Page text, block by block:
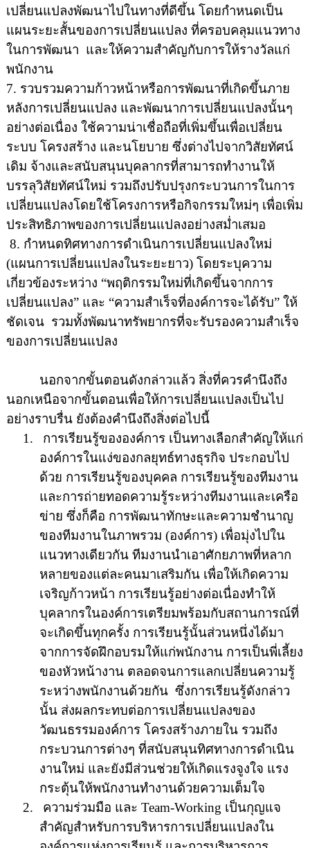
เปลี่ยนแปลงพัฒนาไปในทางที่ดีขึ้น โดยกำหนดเป็น
แผนระยะสั้นของการเปลี่ยนแปลง ที่ครอบคลุมแนวทาง
ในการพัฒนา และให้ความสำคัญกับการให้รางวัลแก่
พนักงาน
7. รวบรวมความก้าวหน้าหรือการพัฒนาที่เกิดขึ้นภาย
หลังการเปลี่ยนแปลง และพัฒนาการเปลี่ยนแปลงนั้นๆ
อย่างต่อเนื่อง ใช้ความน่าเชื่อถือที่เพิ่มขึ้นเพื่อเปลี่ยน
ระบบ โครงสร้าง และนโยบาย ซึ่งต่างไปจากวิสัยทัศน์
เดิม จ้างและสนับสนุนบุคลากรที่สามารถทำงานให้
บรรลุวิสัยทัศน์ใหม่ รวมถึงปรับปรุงกระบวนการในการ
เปลี่ยนแปลงโดยใช้โครงการหรือกิจกรรมใหม่ๆ เพื่อเพิ่ม
ประสิทธิภาพของการเปลี่ยนแปลงอย่างสม่ำเสมอ
8. กำหนดทิศทางการดำเนินการเปลี่ยนแปลงใหม่
(แผนการเปลี่ยนแปลงในระยะยาว) โดยระบุความ
เกี่ยวข้องระหว่าง “พฤติกรรมใหม่ที่เกิดขึ้นจากการ
เปลี่ยนแปลง” และ “ความสำเร็จที่องค์การจะได้รับ”ให้
ชัดเจน รวมทั้งพัฒนาทรัพยากรที่จะรับรองความสำเร็จ
ของการเปลี่ยนแปลง
นอกจากขั้นตอนดังกล่าวแล้ว สิ่งที่ควรคำนึงถึง
นอกเหนือจากขั้นตอนเพื่อให้การเปลี่ยนแปลงเป็นไป
อย่างราบรื่น ยังต้องคำนึงถึงสิ่งต่อไปนี้
1.
การเรียนรู้ขององค์การเป็นทางเลือกสำคัญให้แก่
องค์การในแง่ของกลยุทธ์ทางธุรกิจ ประกอบไป
ด้วย การเรียนรู้ของบุคคล การเรียนรู้ของทีมงาน
และการถ่ายทอดความรู้ระหว่างทีมงานและเครือ
ข่าย ซึ่งก็คือ การพัฒนาทักษะและความชำนาญ
ของทีมงานในภาพรวม (องค์การ) เพื่อมุ่งไปใน
แนวทางเดียวกัน ทีมงานนำเอาศักยภาพที่หลาก
หลายของแต่ละคนมาเสริมกัน เพื่อให้เกิดความ
เจริญก้าวหน้า การเรียนรู้อย่างต่อเนื่องทำให้
บุคลากรในองค์การเตรียมพร้อมกับสถานการณ์ที่
จะเกิดขึ้นทุกครั้ง การเรียนรู้นั้นส่วนหนึ่งได้มา
จากการจัดฝึกอบรมให้แก่พนักงาน การเป็นพี่เลี้ยง
ของหัวหน้างาน ตลอดจนการแลกเปลี่ยนความรู้
ระหว่างพนักงานด้วยกัน ซึ่งการเรียนรู้ดังกล่าว
นั้น ส่งผลกระทบต่อการเปลี่ยนแปลงของ
วัฒนธรรมองค์การ โครงสร้างภายใน รวมถึง
กระบวนการต่างๆ ที่สนับสนุนทิศทางการดำเนิน
งานใหม่ และยังมีส่วนช่วยให้เกิดแรงจูงใจ แรง
กระตุ้นให้พนักงานทำงานด้วยความเต็มใจ
2.
ความร่วมมือ และ Team-Working เป็นกุญแจ
สำคัญสำหรับการบริหารการเปลี่ยนแปลงใน